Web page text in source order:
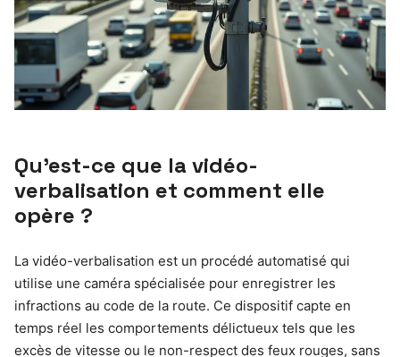
Qu’est-ce que la vidéo-
verbalisation et comment elle
opère ?
La vidéo-verbalisation est un procédé automatisé qui
utilise une caméra spécialisée pour enregistrer les
infractions au code de la route. Ce dispositif capte en
temps réel les comportements délictueux tels que les
excès de vitesse ou le non-respect des feux rouges, sans